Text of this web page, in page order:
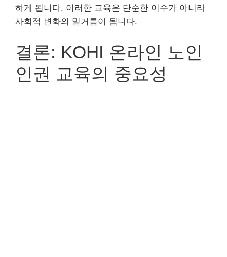
하게 됩니다. 이러한 교육은 단순한 이수가 아니라
사회적 변화의 밑거름이 됩니다.
결론: KOHI 온라인 노인
인권 교육의 중요성